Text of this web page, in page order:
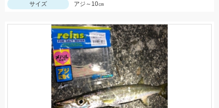
サイズ
アジ～10㎝